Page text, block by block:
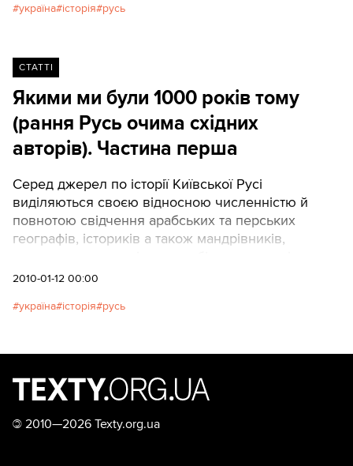
пересічного руса - релігію, секс, торгівлю і
україна історія русь
СТАТТІ
Якими ми були 1000 років тому
(рання Русь очима східних
авторів). Частина перша
Серед джерел по історії Київської Русі
виділяються своєю відносною численністю й
повнотою свідчення арабських та перських
географів, істориків а також мандрівників,
журналістів». Вони написані сучасниками – тобто
очевидцями подій і явищ, що їх вони описували.
Білорусі й Росії. Свідчення давніх арабів укладав:
Сергій КОНЧА
2010-01-12 00:00
україна історія русь
© 2010—2026 Texty.org.ua